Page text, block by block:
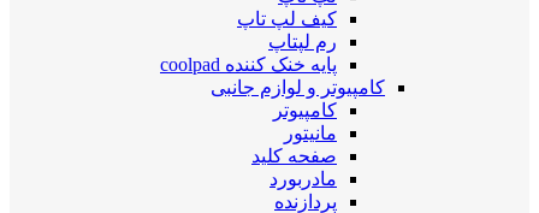
کیف لپ تاپ
رم لپتاپ
پایه خنک کننده coolpad
کامپیوتر و لوازم جانبی
کامپیوتر
مانیتور
صفحه کلید
مادربورد
پردازنده